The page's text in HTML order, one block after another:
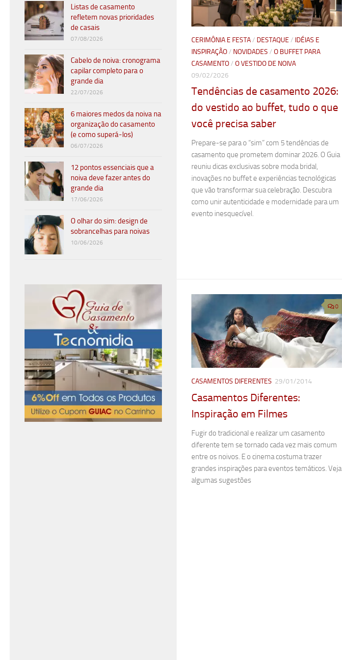
CERIMÔNIA E FESTA/ DESTAQUE / IDÉIAS E
INSPIRAÇÃO/ NOVIDADES / O BUFFET PARA
CASAMENTO/ O VESTIDO DE NOIVA
09/02/2026
Tendências de casamento 2026:
do vestido ao buffet, tudo o que
você precisa saber
Prepare-se para o “sim” com 5 tendências de
casamento que prometem dominar 2026. O Guia
reuniu dicas exclusivas sobre moda bridal,
inovações no buffet e experiências tecnológicas
que vão transformar sua celebração. Descubra
como unir autenticidade e modernidade para um
evento inesquecível.
0
CASAMENTOS DIFERENTES 29/01/2014
Casamentos Diferentes:
Inspiração em Filmes
Fugir do tradicional e realizar um casamento
diferente tem se tornado cada vez mais comum
entre os noivos. E o cinema costuma trazer
grandes inspirações para eventos temáticos. Veja
algumas sugestões
Listas de casamento
refletem novas prioridades
de casais
07/08/2026
Cabelo de noiva: cronograma
capilar completo para o
grande dia
22/07/2026
6 maiores medos da noiva na
organização do casamento
(e como superá-los)
06/07/2026
12 pontos essenciais que a
noiva deve fazer antes do
grande dia
17/06/2026
O olhar do sim: design de
sobrancelhas para noivas
10/06/2026